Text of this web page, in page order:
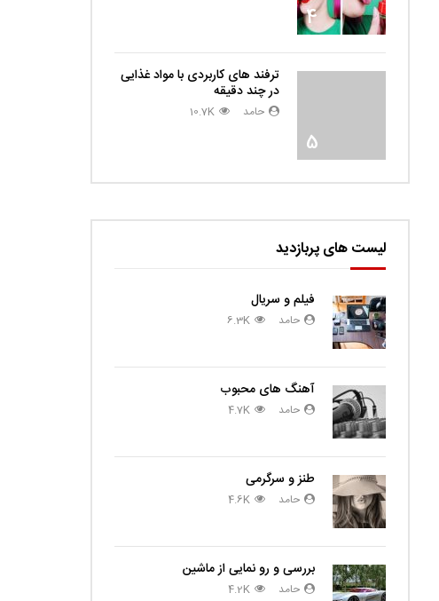
4
5
ترفند های کاربردی با مواد غذایی
در چند دقیقه
حامد 10.7K
لیست های پربازدید
فیلم و سریال
حامد 6.3K
آهنگ های محبوب
حامد 4.7K
طنز و سرگرمی
حامد 4.6K
بررسی و رو نمایی از ماشین
حامد 4.2K